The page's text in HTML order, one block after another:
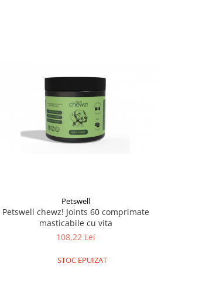
Petswell
Petswell chewz! Joints 60 comprimate
masticabile cu vita
108,22 Lei
STOC EPUIZAT